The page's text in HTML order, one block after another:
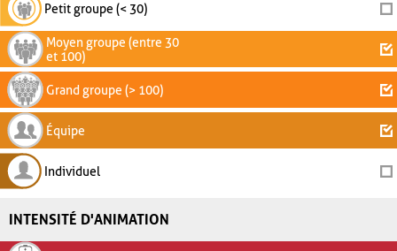
Petit groupe (< 30)
Moyen groupe (entre 30
et 100)
Grand groupe (> 100)
Équipe
Individuel
INTENSITÉ D'ANIMATION